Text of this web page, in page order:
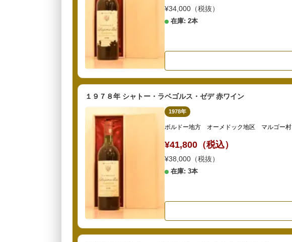
¥34,000（税抜）
在庫: 2本
１９７８年 シャトー・ラベゴルス・ゼデ 赤ワイン
1978年
ボルドー地方 オーメドック地区 マルゴー村
¥41,800（税込）
¥38,000（税抜）
在庫: 3本